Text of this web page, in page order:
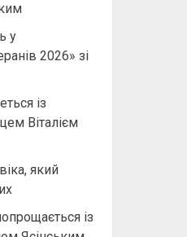
у
2026» зі
із
Віталієм
який
із